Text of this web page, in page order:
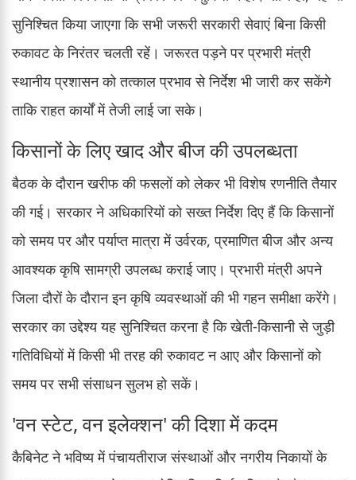
सुनिश्चित किया जाएगा कि सभी जरूरी सरकारी सेवाएं बिना किसी
रुकावट के निरंतर चलती रहें। जरूरत पड़ने पर प्रभारी मंत्री
स्थानीय प्रशासन को तत्काल प्रभाव से निर्देश भी जारी कर सकेंगे
ताकि राहत कार्यों में तेजी लाई जा सके।
किसानों के लिए खाद और बीज की उपलब्धता
बैठक के दौरान खरीफ की फसलों को लेकर भी विशेष रणनीति तैयार
की गई। सरकार ने अधिकारियों को सख्त निर्देश दिए हैं कि किसानों
को समय पर और पर्याप्त मात्रा में उर्वरक, प्रमाणित बीज और अन्य
आवश्यक कृषि सामग्री उपलब्ध कराई जाए। प्रभारी मंत्री अपने
जिला दौरों के दौरान इन कृषि व्यवस्थाओं की भी गहन समीक्षा करेंगे।
सरकार का उद्देश्य यह सुनिश्चित करना है कि खेती-किसानी से जुड़ी
गतिविधियों में किसी भी तरह की रुकावट न आए और किसानों को
समय पर सभी संसाधन सुलभ हो सकें।
'वन स्टेट, वन इलेक्शन' की दिशा में कदम
कैबिनेट ने भविष्य में पंचायतीराज संस्थाओं और नगरीय निकायों के